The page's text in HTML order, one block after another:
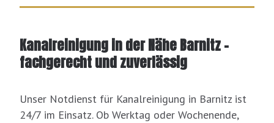
Kanalreinigung in der Nähe Barnitz –
fachgerecht und zuverlässig
Unser Notdienst für Kanalreinigung in Barnitz ist
24/7 im Einsatz. Ob Werktag oder Wochenende,